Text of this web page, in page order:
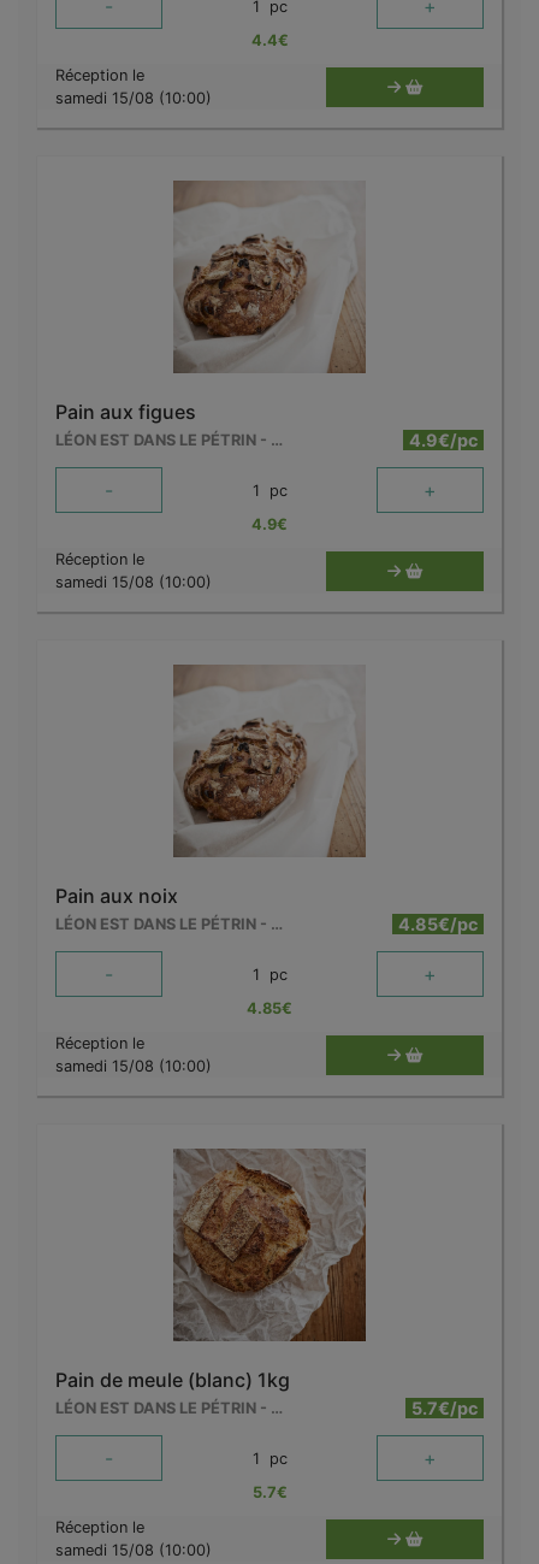
- 1 pc +
4.4€
Réception le
samedi 15/08 (10:00)
Pain aux figues
LÉON EST DANS LE PÉTRIN - MOUSCRON 4.9€/pc
- 1 pc +
4.9€
Réception le
samedi 15/08 (10:00)
Pain aux noix
LÉON EST DANS LE PÉTRIN - MOUSCRON 4.85€/pc
- 1 pc +
4.85€
Réception le
samedi 15/08 (10:00)
Pain de meule (blanc) 1kg
LÉON EST DANS LE PÉTRIN - MOUSCRON 5.7€/pc
- 1 pc +
5.7€
Réception le
samedi 15/08 (10:00)